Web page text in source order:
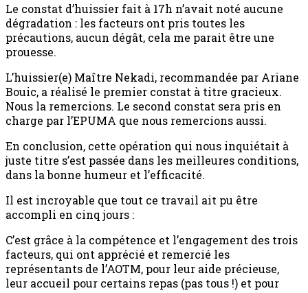
Le constat d’huissier fait à 17h n’avait noté aucune
dégradation : les facteurs ont pris toutes les
précautions, aucun dégât, cela me parait être une
prouesse.
L’huissier(e) Maître Nekadi, recommandée par Ariane
Bouic, a réalisé le premier constat à titre gracieux.
Nous la remercions. Le second constat sera pris en
charge par l’EPUMA que nous remercions aussi.
En conclusion, cette opération qui nous inquiétait à
juste titre s’est passée dans les meilleures conditions,
dans la bonne humeur et l’efficacité.
Il est incroyable que tout ce travail ait pu être
accompli en cinq jours :
C’est grâce à la compétence et l’engagement des trois
facteurs, qui ont apprécié et remercié les
représentants de l’AOTM, pour leur aide précieuse,
leur accueil pour certains repas (pas tous !) et pour